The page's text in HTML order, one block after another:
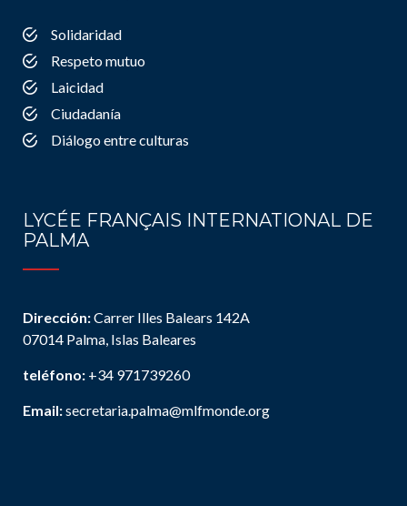
Solidaridad
Respeto mutuo
Laicidad
Ciudadanía
Diálogo entre culturas
LYCÉE FRANÇAIS INTERNATIONAL DE
PALMA
Dirección:Carrer Illes Balears 142A
07014 Palma, Islas Baleares
teléfono: +34 971739260
Email:secretaria.palma@mlfmonde.org